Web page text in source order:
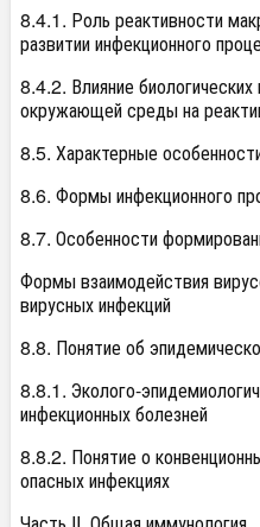
8.4.1. Роль реактивности
развитии инфекционного
8.4.2. Влияние
окружающей среды на
8.5. Характерные
8.6. Формы инфекционного
8.7. Особенности
Формы взаимодействия
вирусных инфекций
8.8. Понятие об
8.8.1. Эколого-
инфекционных болезней
8.8.2. Понятие о
опасных инфекциях